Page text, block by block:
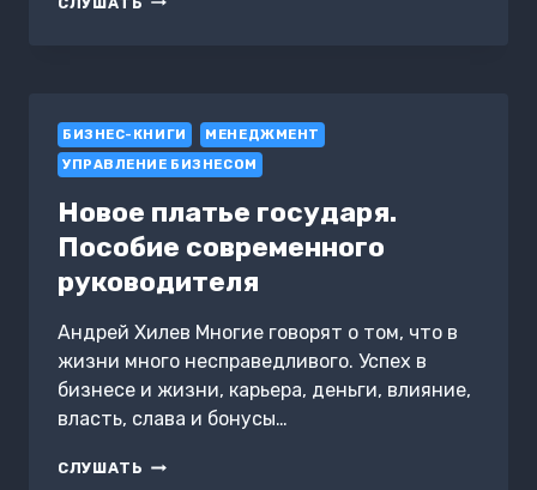
РЕСУРС
БИЗНЕС-КНИГИ
МЕНЕДЖМЕНТ
УПРАВЛЕНИЕ БИЗНЕСОМ
Новое платье государя.
Пособие современного
руководителя
Андрей Хилев Многие говорят о том, что в
жизни много несправедливого. Успех в
бизнесе и жизни, карьера, деньги, влияние,
власть, слава и бонусы…
СЛУШАТЬ НОВОЕ